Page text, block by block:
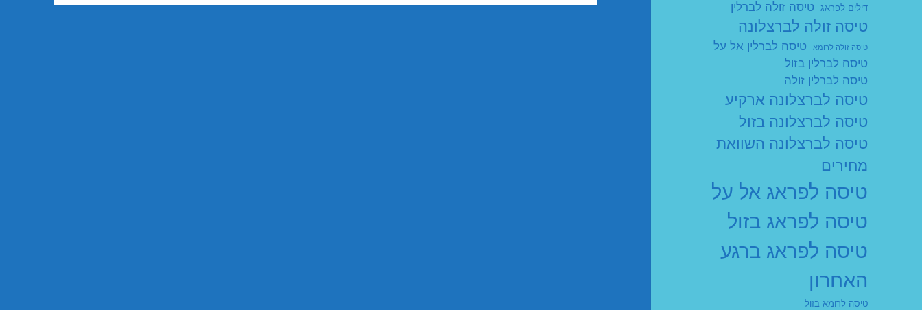
דילים לפראג טיסה זולה לברלין
טיסה זולה לברצלונה
טיסה זולה לרומא
טיסה לברלין אל על
טיסה לברלין בזול
טיסה לברלין זולה
טיסה לברצלונה ארקיע
טיסה לברצלונה בזול
טיסה לברצלונה השוואת
מחירים
טיסה לפראג אל על
טיסה לפראג בזול
טיסה לפראג ברגע
האחרון
טיסה לרומא בזול